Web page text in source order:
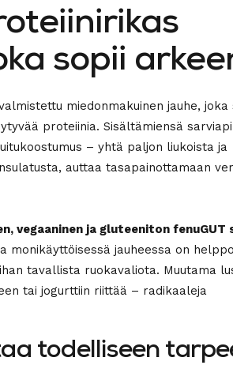
sopii
miedonmakuinen jauhe,
proteiinia. Sisältämiensä
– yhtä paljon liukoista ja
auttaa tasapainottamaan
vegaaninen ja gluteeniton fenuGUT
monikäyttöisessä jauheessa on
tavallista ruokavaliota. Muutama
tai jogurttiin riittää – radikaaleja
todelliseen